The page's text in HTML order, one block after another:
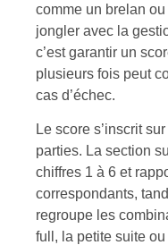
comme un brelan
jongler avec la
c’est garantir un
plusieurs fois peut
cas d’échec.
Le score s’inscrit
parties. La section
chiffres 1 à 6 et
correspondants,
regroupe les
full, la petite suite